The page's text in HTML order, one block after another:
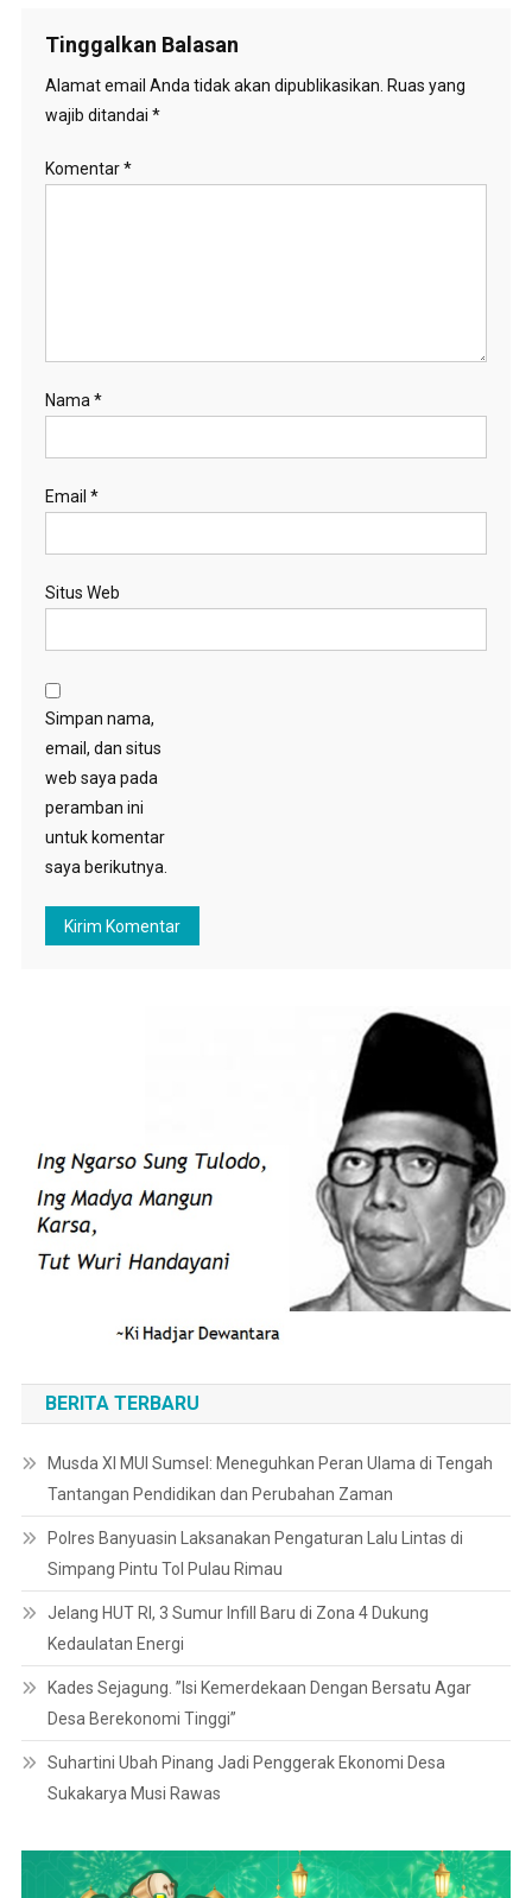
Tinggalkan Balasan
Alamat email Anda tidak akan dipublikasikan. Ruas yang
wajib ditandai *
Komentar*
Nama*
Email *
Situs Web
Simpan nama,
email, dan situs
web saya pada
peramban ini
untuk komentar
saya berikutnya.
BERITA TERBARU
Musda XI MUI Sumsel: Meneguhkan Peran Ulama di Tengah
Tantangan Pendidikan dan Perubahan Zaman
Polres Banyuasin Laksanakan Pengaturan Lalu Lintas di
Simpang Pintu Tol Pulau Rimau
Jelang HUT RI, 3 Sumur Infill Baru di Zona 4 Dukung
Kedaulatan Energi
Kades Sejagung. ”Isi Kemerdekaan Dengan Bersatu Agar
Desa Berekonomi Tinggi”
Suhartini Ubah Pinang Jadi Penggerak Ekonomi Desa
Sukakarya Musi Rawas